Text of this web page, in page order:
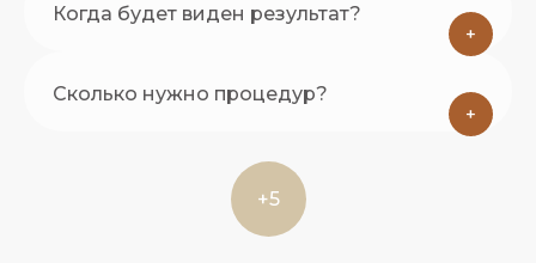
Когда будет виден результат?
+
Сколько нужно процедур?
+
+5